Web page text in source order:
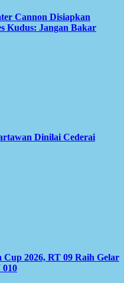
Cannon Disiapkan
Kudus: Jangan Bakar
Dinilai Cederai
2026, RT 09 Raih Gelar